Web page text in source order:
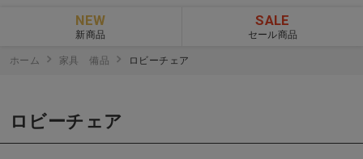
NEW
新商品
SALE
セール商品
ホーム 家具 備品 ロビーチェア
ロビーチェア